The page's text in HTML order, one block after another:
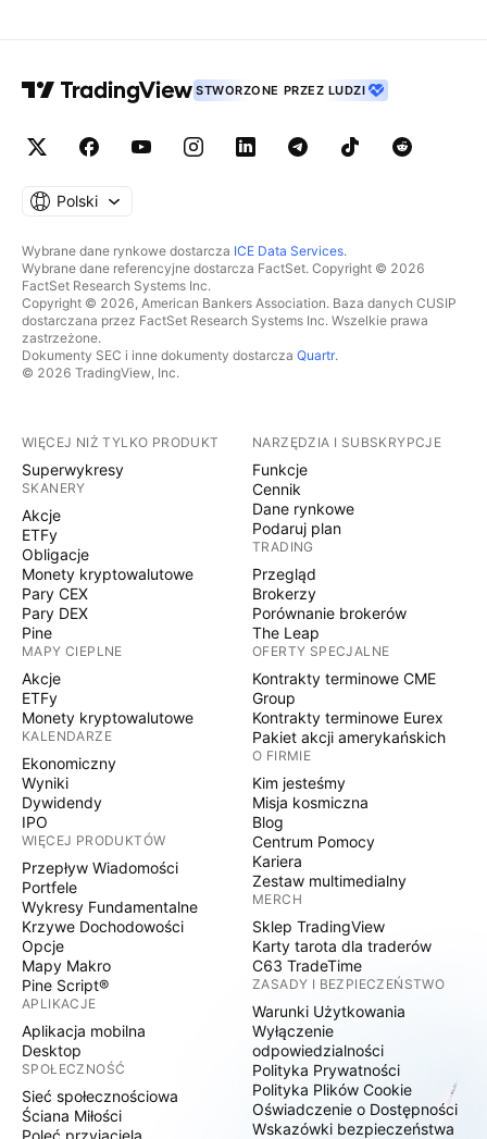
STWORZONE PRZEZ LUDZI
Polski
Wybrane dane rynkowe dostarcza ICE Data Services.
Wybrane dane referencyjne dostarcza FactSet. Copyright © 2026
FactSet Research Systems Inc.
Copyright © 2026, American Bankers Association. Baza danych CUSIP
dostarczana przez FactSet Research Systems Inc. Wszelkie prawa
zastrzeżone.
Dokumenty SEC i inne dokumenty dostarcza Quartr.
© 2026 TradingView, Inc.
WIĘCEJ NIŻ TYLKO PRODUKT
Superwykresy
SKANERY
Akcje
ETFy
Obligacje
Monety kryptowalutowe
Pary CEX
Pary DEX
Pine
MAPY CIEPLNE
Akcje
ETFy
Monety kryptowalutowe
KALENDARZE
Ekonomiczny
Wyniki
Dywidendy
IPO
WIĘCEJ PRODUKTÓW
Przepływ Wiadomości
Portfele
Wykresy Fundamentalne
Krzywe Dochodowości
Opcje
Mapy Makro
Pine Script®
APLIKACJE
Aplikacja mobilna
Desktop
SPOŁECZNOŚĆ
Sieć społecznościowa
Ściana Miłości
Poleć przyjaciela
NARZĘDZIA I SUBSKRYPCJE
Funkcje
Cennik
Dane rynkowe
Podaruj plan
TRADING
Przegląd
Brokerzy
Porównanie brokerów
The Leap
OFERTY SPECJALNE
Kontrakty terminowe CME
Group
Kontrakty terminowe Eurex
Pakiet akcji amerykańskich
O FIRMIE
Kim jesteśmy
Misja kosmiczna
Blog
Centrum Pomocy
Kariera
Zestaw multimedialny
MERCH
Sklep TradingView
Karty tarota dla traderów
C63 TradeTime
ZASADY I BEZPIECZEŃSTWO
Warunki Użytkowania
Wyłączenie
odpowiedzialności
Polityka Prywatności
Polityka Plików Cookie
Oświadczenie o Dostępności
Wskazówki bezpieczeństwa